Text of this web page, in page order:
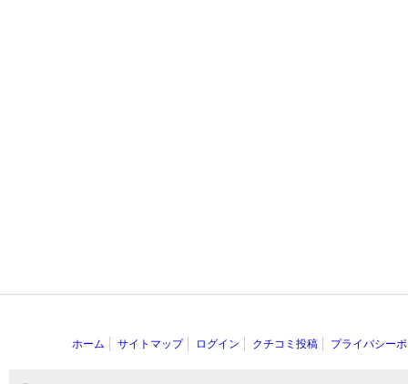
ホーム サイトマップ ログイン クチコミ投稿 プライバシー